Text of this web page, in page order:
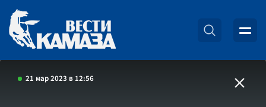
21 мар 2023 в 12:56